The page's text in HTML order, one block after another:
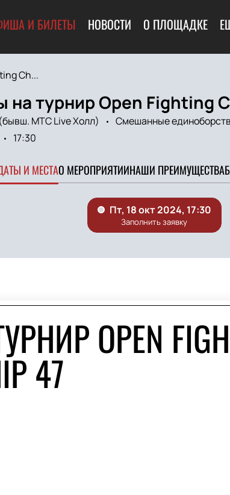
И БИЛЕТЫ НОВОСТИ О ПЛОЩАДКЕ
Ch...
на турнир Open Fighting
МТС Live Холл) Смешанные
17:30
И МЕСТАО МЕРОПРИЯТИИНАШИ ПРЕИМУЩЕСТВА
OPEN
47